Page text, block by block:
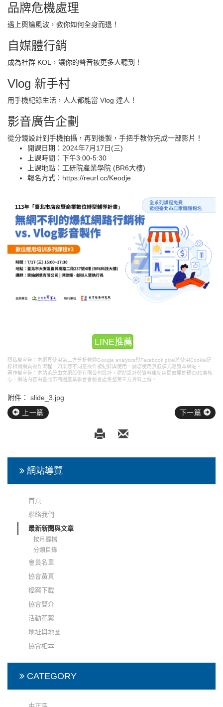
品牌危機處理
遇上輿論風波，教你如何全身而退！
自媒體行銷
成為社群 KOL，讓你的聲音被更多人聽到！
Vlog 新手村
用手機紀錄生活，人人都能當 Vlog 達人！
影音廣告企劃
從分鏡設計到手機拍攝，再到後製，手把手教你完成一部影片！
開課日期：2024年7月17日(三)
上課時間：下午3:00-5:30
上課地點：工研院產業學院 (BR6大樓)
報名方式：https://reurl.cc/Keodje
LINE推薦
隱私權宣告：本網頁使用第三方分析軟體Google analytics與Facebook pixel將使用Cookie紀
錄相關網頁操作流程，如果您不同意操作被紀錄與使用，請您使用無痕模式瀏覽本網站。
著作權宣告：本站系統由文網股份有限公司設計， 網站設計與資料庫使用開放原始碼CMS為核
心，網站內容由臺北市商圈產業聯合會秘書處彙整第三方資料上傳。
附件： slide_3.jpg
上一篇
下一篇
網站導覽
首頁
聯絡我們
最新新聞與文章
按月歸檔
分類目錄
會員名單
協會黃頁
檔案下載
協會簡介
活動花絮
地址與地圖
協會相本
CATEGORY